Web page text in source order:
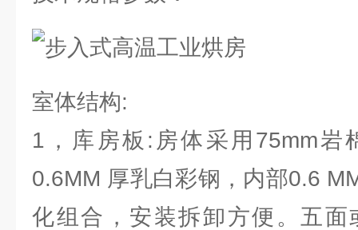
室体结构:
1，库房板:房体采用75mm岩
0.6MM 厚乳白彩钢，内部0.6
化组合，安装拆卸方便。五面